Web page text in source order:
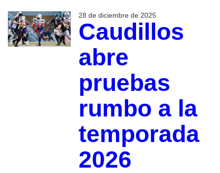
28 de diciembre de 2025
Caudillos
abre
pruebas
rumbo a la
temporada
2026